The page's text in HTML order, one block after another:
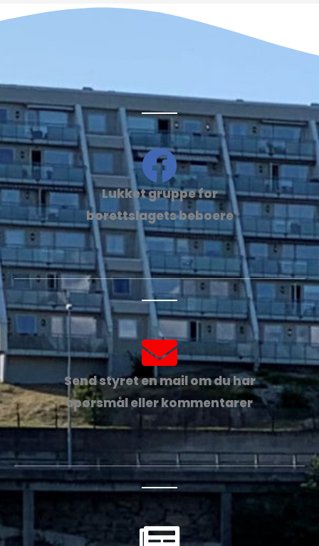
Lukket gruppe for
borettslagets beboere
Send styret en mail om du har
spørsmål eller kommentarer